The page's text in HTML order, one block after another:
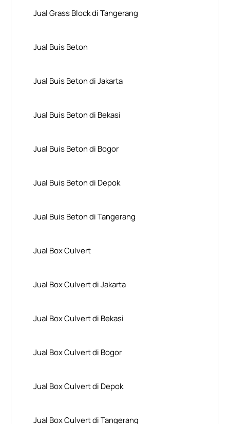
Jual Grass Block di Tangerang
Jual Buis Beton
Jual Buis Beton di Jakarta
Jual Buis Beton di Bekasi
Jual Buis Beton di Bogor
Jual Buis Beton di Depok
Jual Buis Beton di Tangerang
Jual Box Culvert
Jual Box Culvert di Jakarta
Jual Box Culvert di Bekasi
Jual Box Culvert di Bogor
Jual Box Culvert di Depok
Jual Box Culvert di Tangerang